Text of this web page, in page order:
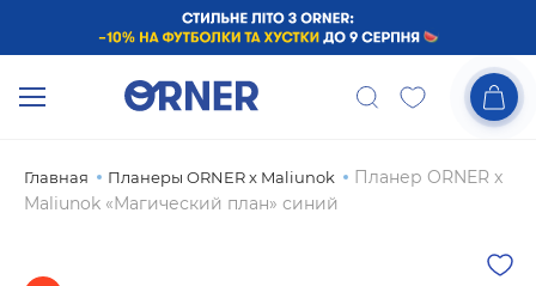
Главная Планеры ORNER x Maliunok
Планер ORNER x
Maliunok «Магический план» синий